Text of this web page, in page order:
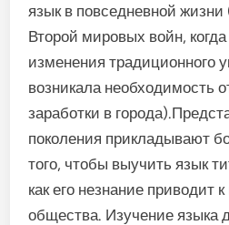
язык в повседневной
Второй мировых войн,
изменения традиционного
возникала необходимость
заработки в
поколения прикладывают
того, чтобы выучить язык
как его незнание приводит
общества. Изучение языка